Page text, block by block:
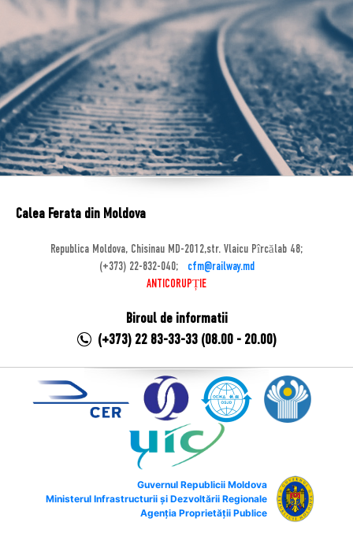
Calea Ferata din Moldova
Republica Moldova, Chisinau MD-2012,str. Vlaicu Pîrcălab 48;
(+373) 22-832-040;
cfm@railway.md
ANTICORUPȚIE
Biroul de informatii
(+373) 22 83-33-33 (08.00 - 20.00)
Guvernul Republicii Moldova
Ministerul Infrastructurii și Dezvoltării Regionale
Agenția Proprietății Publice